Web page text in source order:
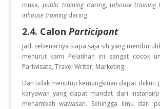
muka, public trainingdaring, inhouse training
inhouse trainingdaring.
2.4. Calon Participant
Jadi sebenarnya siapa saja sih yang
menurut kami Pelatihan ini sangat cocok
Pariwisata, Travel Writer, Marketing.
Dan tidak menutup kemungkinan dapat diikuti
karyawan yang dapat mandat dari instansi/
menambah wawasan. Sehingga ilmu dari